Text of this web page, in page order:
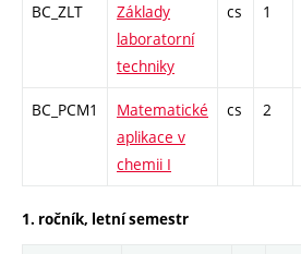
BC_ZLT
Základy
laboratorní
techniky
cs 1
BC_PCM1
Matematické
aplikace v
chemii I
cs 2
1. ročník, letní semestr